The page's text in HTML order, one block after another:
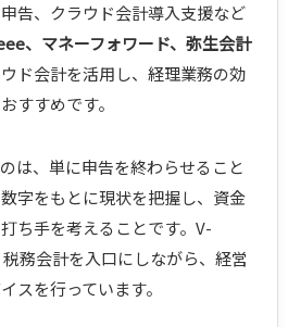
告、クラウド会計導入支援など
、マネーフォワード、弥生会計
ド会計を活用し、経理業務の効
すすめです。
は、単に申告を終わらせること
字をもとに現状を把握し、資金
ち手を考えることです。V-
務会計を入口にしながら、経営
スを行っています。